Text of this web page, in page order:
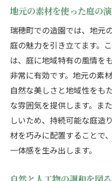
地元の素材を使った庭の
瑞穂町での造園では、地元
庭の魅力を引き立てます。
は、庭に地域特有の風情を
非常に有効です。地元の素
自然な美しさと地域性をも
な雰囲気を提供します。ま
しいため、持続可能な庭造
材を巧みに配置することで
一体感を生み出します。